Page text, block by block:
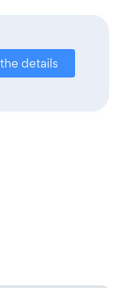
details